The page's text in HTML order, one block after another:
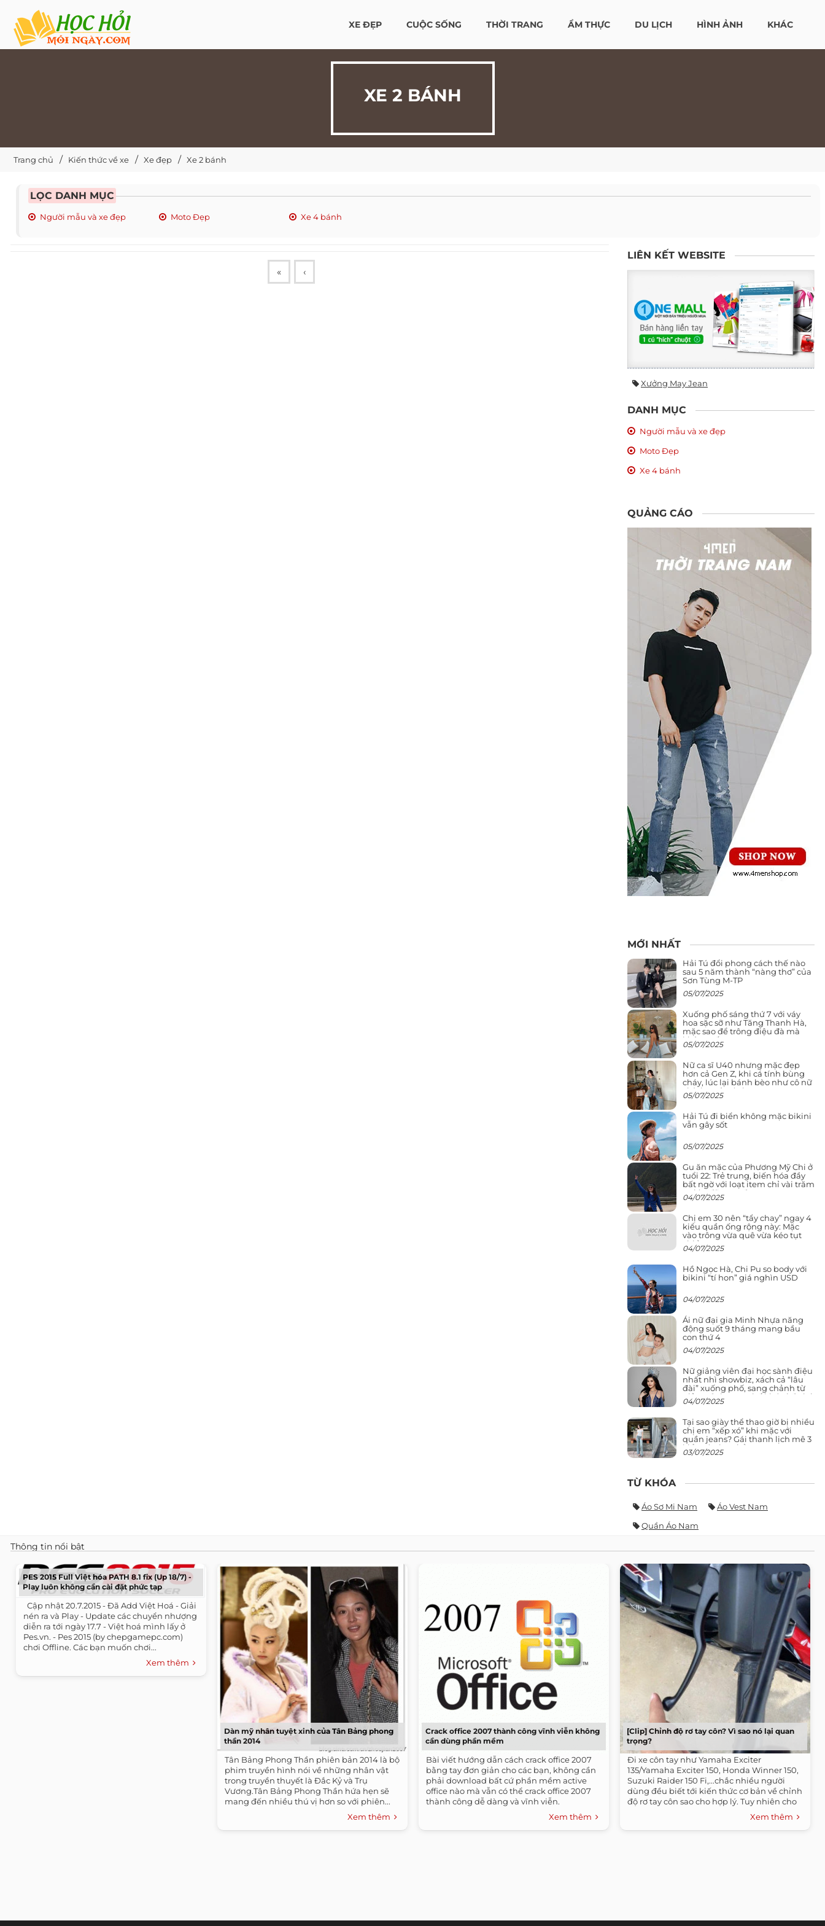
XE ĐẸP CUỘC SỐNG THỜI TRANG ẨM THỰC DU LỊCH HÌNH ẢNH KHÁC
XE 2 BÁNH
Trang chủ Kiến thức về xe Xe đẹp Xe 2 bánh
LỌC DANH MỤC
Người mẫu và xe đẹp Moto Đẹp Xe 4 bánh
« ‹
LIÊN KẾT WEBSITE
Xưởng May Jean
DANH MỤC
Người mẫu và xe đẹp
Moto Đẹp
Xe 4 bánh
QUẢNG CÁO
MỚI NHẤT
Hải Tú đổi phong cách thế nào
sau 5 năm thành “nàng thơ” của
Sơn Tùng M-TP
05/07/2025
Xuống phố sáng thứ 7 với váy
hoa sặc sỡ như Tăng Thanh Hà,
mặc sao để trông điệu đà mà
không sến
05/07/2025
Nữ ca sĩ U40 nhưng mặc đẹp
hơn cả Gen Z, khi cá tính bùng
cháy, lúc lại bánh bèo như cô nữ
chính ngôn tình
05/07/2025
Hải Tú đi biển không mặc bikini
vẫn gây sốt
05/07/2025
Gu ăn mặc của Phương Mỹ Chi ở
tuổi 22: Trẻ trung, biến hóa đầy
bất ngờ với loạt item chỉ vài trăm
nghìn đã mua được
04/07/2025
Chị em 30 nên “tẩy chay” ngay 4
kiểu quần ống rộng này: Mặc
vào trông vừa quê vừa kéo tụt
chiều cao
04/07/2025
Hồ Ngọc Hà, Chi Pu so body với
bikini “tí hon” giá nghìn USD
04/07/2025
Ái nữ đại gia Minh Nhựa năng
động suốt 9 tháng mang bầu
con thứ 4
04/07/2025
Nữ giảng viên đại học sành điệu
nhất nhì showbiz, xách cả “lâu
đài” xuống phố, sang chảnh từ
giảng đường ra phố khó ai đọ lại
04/07/2025
Tại sao giày thể thao giờ bị nhiều
chị em “xếp xó” khi mặc với
quần jeans? Gái thanh lịch mê 3
kiểu này hơn hẳn
03/07/2025
TỪ KHÓA
Áo Sơ Mi Nam
Áo Vest Nam
Quần Áo Nam
Thông tin nổi bật
PES 2015 Full Việt hóa PATH 8.1 fix (Up 18/7) -
Play luôn không cần cài đặt phức tạp
​ ​ Cập nhật 20.7.2015 - Đã Add Việt Hoá - Giải
nén ra và Play - Update các chuyển nhượng
diễn ra tới ngày 17.7 - Việt hoá mình lấy ở
Pes.vn. - Pes 2015 (by chepgamepc.com)
chơi Offline. Các bạn muốn chơi...
Xem thêm
Dàn mỹ nhân tuyệt xinh của Tân Bảng phong
thần 2014
Tân Bảng Phong Thần phiên bản 2014 là bộ
phim truyền hình nói về những nhân vật
trong truyền thuyết là Đắc Kỷ và Trụ
Vương.Tân Bảng Phong Thần hứa hẹn sẽ
mang đến nhiều thú vị hơn so với phiên...
Xem thêm
Crack office 2007 thành công vĩnh viễn không
cần dùng phần mềm
Bài viết hướng dẫn cách crack office 2007
bằng tay đơn giản cho các bạn, không cần
phải download bất cứ phần mềm active
office nào mà vẫn có thể crack office 2007
thành công dễ dàng và vĩnh viễn.
Xem thêm
[Clip] Chỉnh độ rơ tay côn? Vì sao nó lại quan
trọng?
Đi xe côn tay như Yamaha Exciter
135/Yamaha Exciter 150, Honda Winner 150,
Suzuki Raider 150 Fi,...chắc nhiều người
dùng đều biết tới kiến thức cơ bản về chỉnh
độ rơ tay côn sao cho hợp lý. Tuy nhiên cho
Xem thêm